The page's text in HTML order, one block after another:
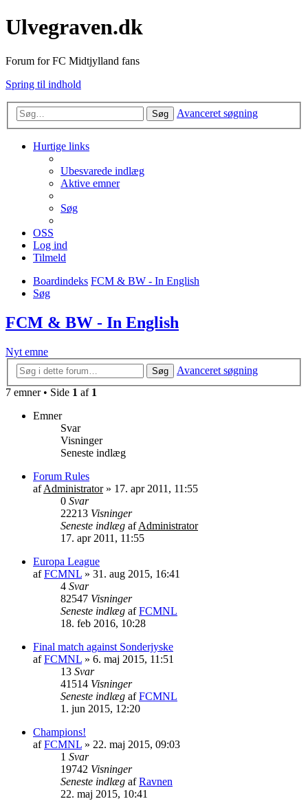
Ulvegraven.dk
Forum for FC Midtjylland fans
Spring til indhold
Søg Avanceret søgning
Hurtige links
Ubesvarede indlæg
Aktive emner
Søg
OSS
Log ind
Tilmeld
Boardindeks FCM & BW - In English
Søg
FCM & BW - In English
Nyt emne
Søg
Avanceret søgning
7 emner • Side 1 af 1
Emner
Svar
Visninger
Seneste indlæg
Forum Rules
afAdministrator» 17. apr 2011, 11:55
0 Svar
22213 Visninger
Seneste indlæg afAdministrator
17. apr 2011, 11:55
Europa League
afFCMNL » 31. aug 2015, 16:41
4 Svar
82547 Visninger
Seneste indlæg afFCMNL
18. feb 2016, 10:28
Final match against Sonderjyske
afFCMNL » 6. maj 2015, 11:51
13 Svar
41514 Visninger
Seneste indlæg afFCMNL
1. jun 2015, 12:20
Champions!
afFCMNL » 22. maj 2015, 09:03
1 Svar
19742 Visninger
Seneste indlæg afRavnen
22. maj 2015, 10:41